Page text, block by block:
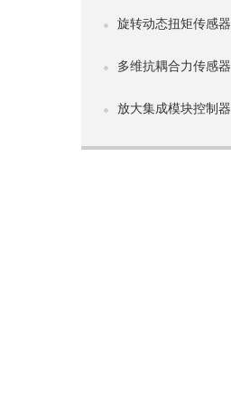
旋转动态扭矩传感器
多维抗耦合力传感器
放大集成模块控制器